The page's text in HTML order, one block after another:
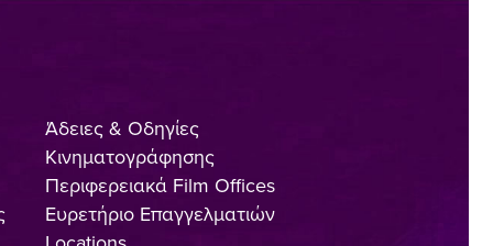
Άδειες & Οδηγίες
Κινηματογράφησης
Περιφερειακά Film Offices
Ευρετήριο Επαγγελματιών